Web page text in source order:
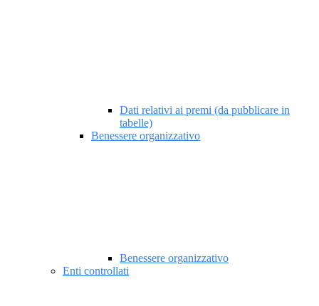
Dati relativi ai premi (da pubblicare in
tabelle)
Benessere organizzativo
Benessere organizzativo
Enti controllati